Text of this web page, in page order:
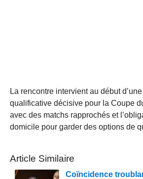
La rencontre intervient au début
qualificative décisive pour la Coupe
avec des matchs rapprochés et
domicile pour garder des options de
Article Similaire
Coïncidence